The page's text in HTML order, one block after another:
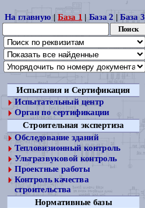
На главную |База 1 | База 2 |База 3
Испытания и Сертификация
Испытательный центр
Орган по сертификации
Строительная экспертиза
Обследование зданий
Тепловизионный контроль
Ультразвуковой контроль
Проектные работы
Контроль качества
строительства
Нормативные базы